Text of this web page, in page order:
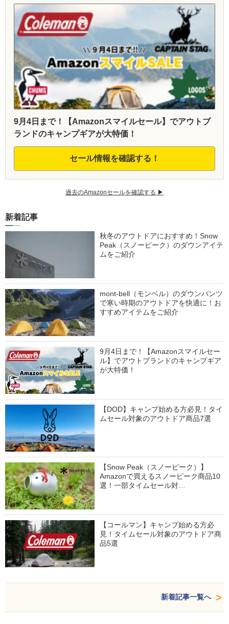
9月4日まで！【Amazonスマイルセール】でアウトブ
ランドのキャンプギアが大特価！
セール情報を確認する！
過去のAmazonセールを確認する ▶︎
新着記事
秋冬のアウトドアにおすすめ！Snow
Peak（スノーピーク）のダウンアイテ
ムをご紹介
mont-bell（モンベル）のダウンパンツ
で寒い時期のアウトドアを快適に！お
すすめアイテムをご紹介
9月4日まで！【Amazonスマイルセー
ル】でアウトブランドのキャンプギア
が大特価！
【DOD】キャンプ始める方必見！タイ
ムセール対象のアウトドア商品7選
【Snow Peak（スノーピーク）】
Amazonで買えるスノーピーク商品10
選！一部タイムセール対…
【コールマン】キャンプ始める方必
見！タイムセール対象のアウトドア商
品5選
新着記事一覧へ